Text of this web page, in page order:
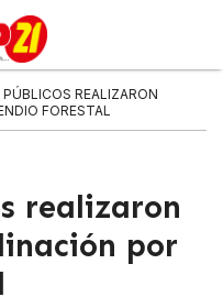
PÚBLICOS REALIZARON
FORESTAL
realizaron
por